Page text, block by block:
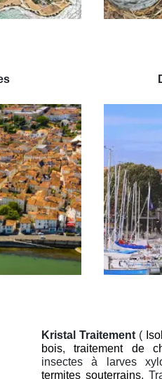
Kristal Traitement (
bois,traitement de
insectes à larves
termites souterrains,